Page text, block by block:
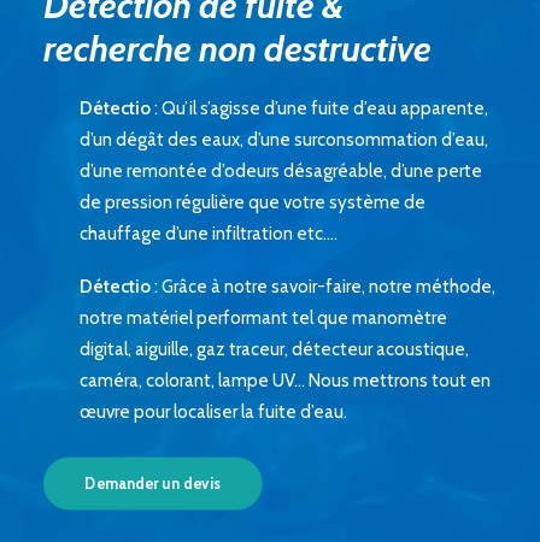
recherche non destructive
Détectio: Qu’il s’agisse d’une fuite d’eau apparente,
d’un dégât des eaux, d’une surconsommation d’eau,
d’une remontée d’odeurs désagréable, d’une perte
de pression régulière que votre système de
chauffage d’une infiltration etc….
Détectio: Grâce à notre savoir-faire, notre méthode,
notre matériel performant tel que manomètre
digital, aiguille, gaz traceur, détecteur acoustique,
caméra, colorant, lampe UV… Nous mettrons tout en
œuvre pour localiser la fuite d’eau.
Demander un devis